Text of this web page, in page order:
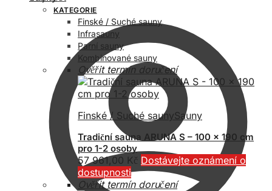
KATEGORIE
Finské / Suché sauny
Infrasauny
Parní sauny
Kombinované sauny
Ověřit termín doručení
Finské / Suché saunySauny
Tradiční sauna ARUNA S – 100 x 190 cm
pro 1-2 osoby
57 961,00 Kč Dostávejte oznámení o
dostupnosti
Ověřit termín doručení